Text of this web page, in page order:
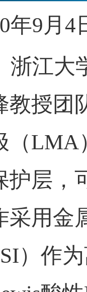
2020
浙江
云峰
负极（